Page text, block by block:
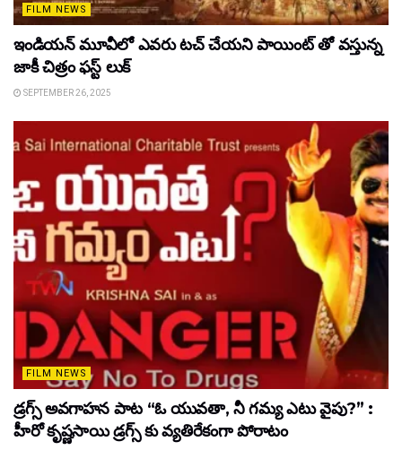
FILM NEWS
ఇండియన్ మూవీలో ఎవరు టచ్ చేయని పాయింట్ తో వస్తున్న
జాకీ చిత్రం ఫస్ట్ లుక్
SEPTEMBER 26, 2025
FILM NEWS
డ్రగ్స్ అవగాహన పాట “ఓ యువతా, నీ గమ్య ఎటు వైపు?” :
హీరో కృష్ణసాయి డ్రగ్స్ కు వ్యతిరేకంగా పోరాటం